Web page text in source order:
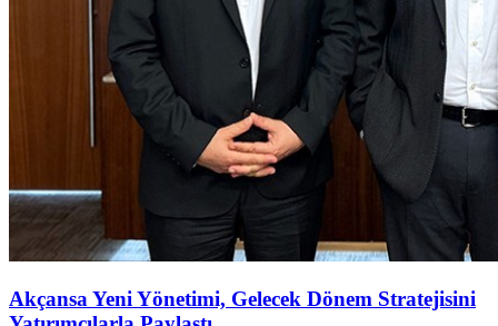
Akçansa Yeni Yönetimi, Gelecek Dönem Stratejisini